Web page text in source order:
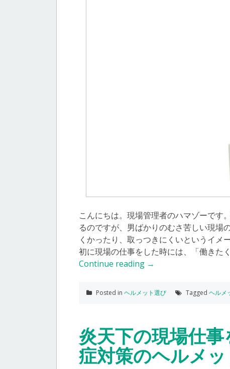
こんにちは。現場管理者のハマゾーです
るのですが、男ばかりのむさ苦しい現場
くかったり、取っつきにくいというイメ
初に現場の仕事をした時には、「働きた
Continue reading →
Posted in ヘルメット選び Tagged ヘルメ
炎天下の現場仕
症対策のヘルメ